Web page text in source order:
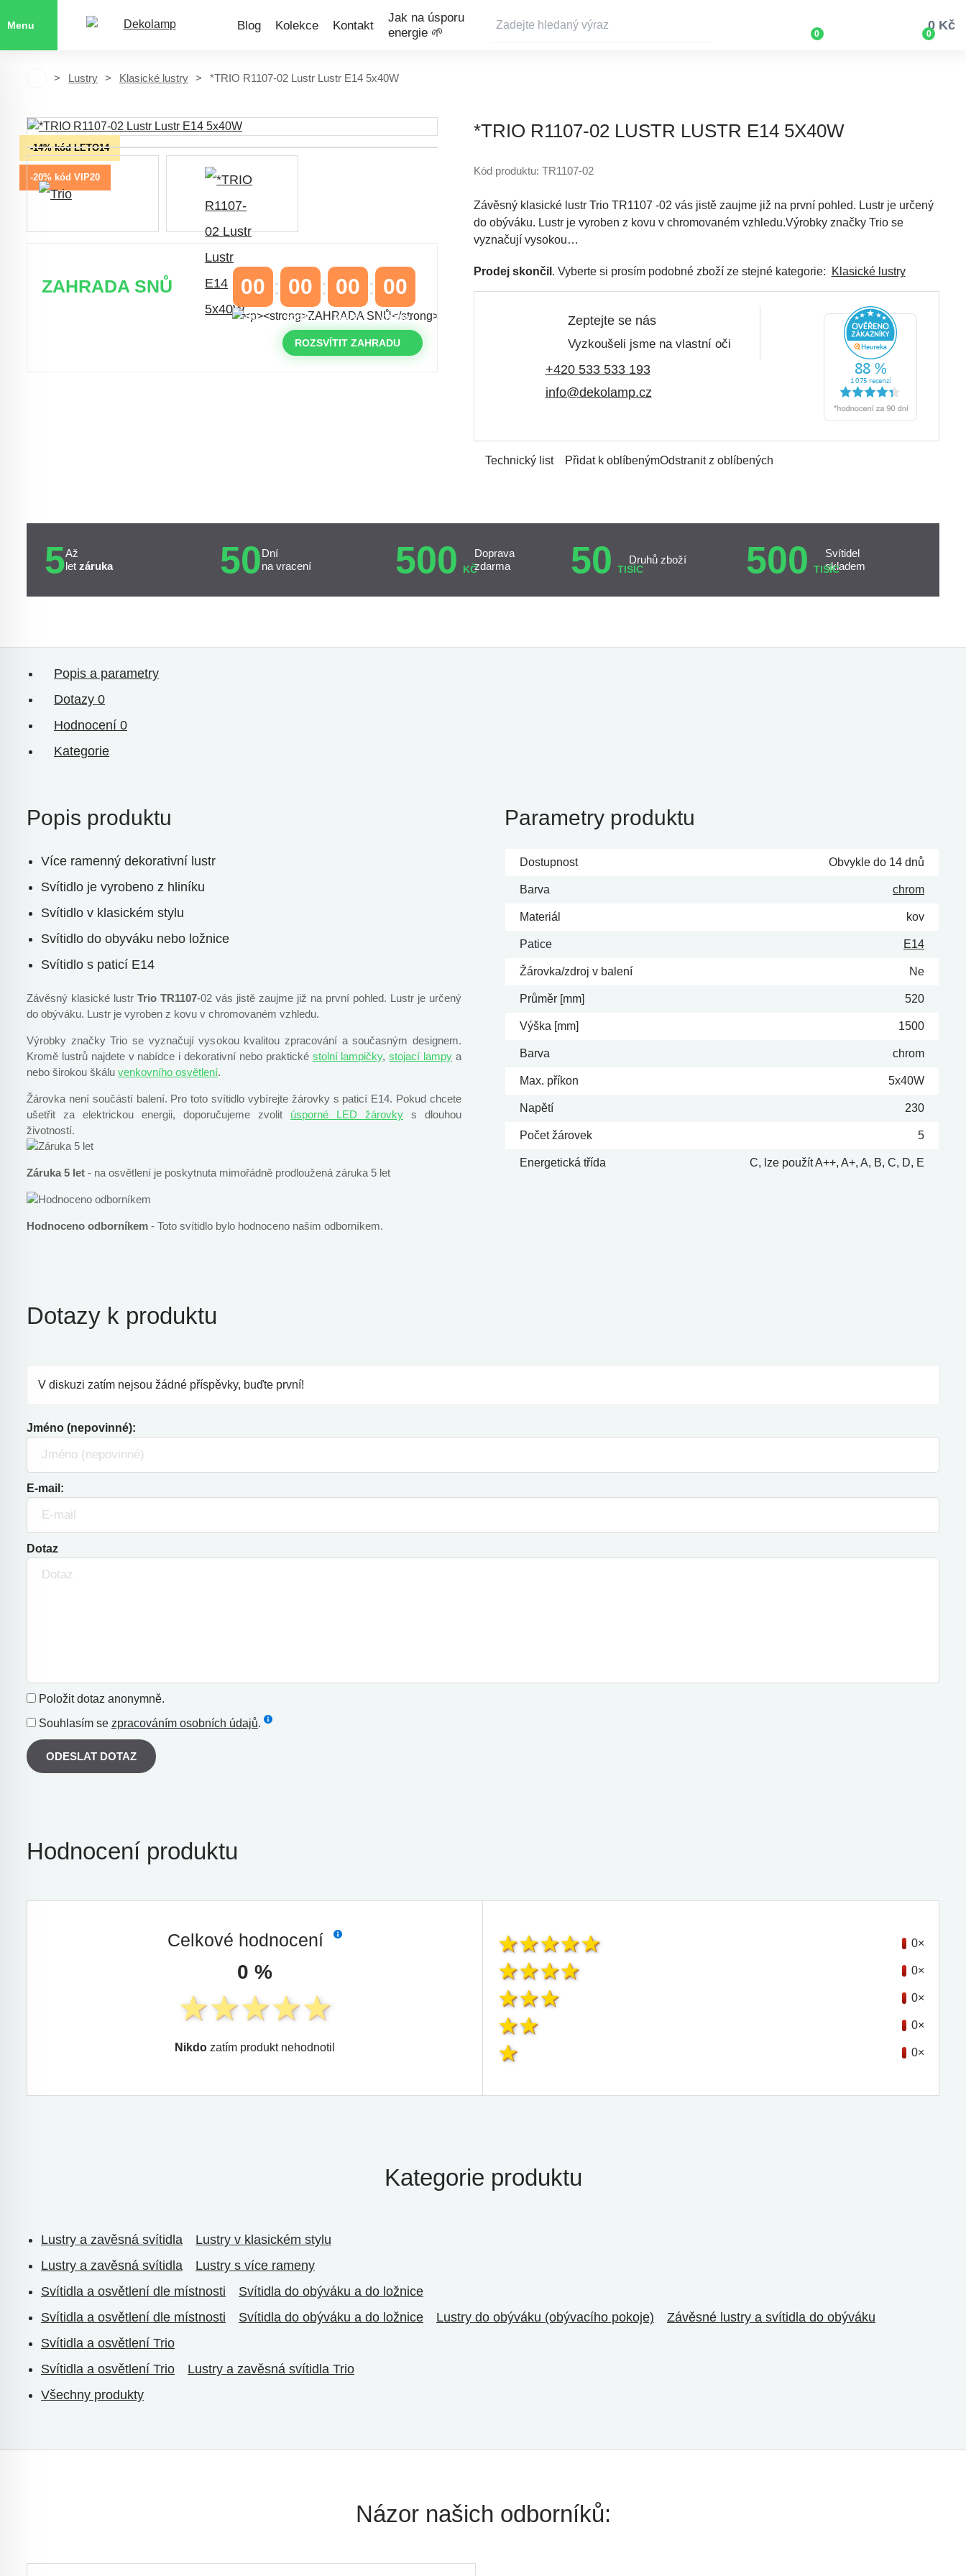
Menu Blog Kolekce Kontakt
Jak na úsporu
energie 🌱
0 0
0 Kč
Lustry Klasické lustry *TRIO R1107-02 Lustr Lustr E14 5x40W
*TRIO R1107-02 LUSTR LUSTR E14 5X40W
-14% kód LETO14
-20% kód VIP20
ZAHRADA SNŮ 00
DNY
00
HODINY
00
MINUTY
00
VTEŘINY
ROZSVÍTIT ZAHRADU
Kód produktu: TR1107-02
Závěsný klasické lustr Trio TR1107 -02 vás jistě zaujme již na první pohled. Lustr je určený
do obýváku. Lustr je vyroben z kovu v chromovaném vzhledu.Výrobky značky Trio se
vyznačují vysokou…
Prodej skončil . Vyberte si prosím podobné zboží ze stejné kategorie: Klasické lustry
Zeptejte se nás
Vyzkoušeli jsme na vlastní oči
+420 533 533 193
info@dekolamp.cz
Technický list Přidat k oblíbenýmOdstranit z oblíbených
5Až
let záruka 50Dní
na vracení
500 KČ
Doprava
zdarma
50 TISÍC
Druhů zboží 500 TISÍC
Svítidel
skladem
Popis a parametry
Dotazy 0
Hodnocení 0
Kategorie
Popis produktu
Více ramenný dekorativní lustr
Svítidlo je vyrobeno z hliníku
Svítidlo v klasickém stylu
Svítidlo do obyváku nebo ložnice
Svítidlo s paticí E14
Závěsný klasické lustr Trio TR1107-02 vás jistě zaujme již na první pohled. Lustr je určený
do obýváku. Lustr je vyroben z kovu v chromovaném vzhledu.
Výrobky značky Trio se vyznačují vysokou kvalitou zpracování a současným designem.
Kromě lustrů najdete v nabídce i dekorativní nebo praktické stolní lampičky,stojací lampy a
nebo širokou škálu venkovního osvětlení.
Žárovka není součástí balení. Pro toto svítidlo vybírejte žárovky s paticí E14. Pokud chcete
ušetřit za elektrickou energii, doporučujeme zvolit úsporné LED žárovky s dlouhou
životností.
Záruka 5 let - na osvětlení je poskytnuta mimořádně prodloužená záruka 5 let
Hodnoceno odborníkem - Toto svítidlo bylo hodnoceno našim odborníkem.
Parametry produktu
Dostupnost Obvykle do 14 dnů
Barva chrom
Materiál kov
Patice E14
Žárovka/zdroj v balení Ne
Průměr [mm] 520
Výška [mm] 1500
Barva chrom
Max. příkon 5x40W
Napětí 230
Počet žárovek 5
Energetická třída C, lze použít A++, A+, A, B, C, D, E
Dotazy k produktu
V diskuzi zatím nejsou žádné příspěvky, buďte první!
Jméno (nepovinné):
E-mail:
Dotaz
Položit dotaz anonymně.
Souhlasím se zpracováním osobních údajů.
ODESLAT DOTAZ
Hodnocení produktu
Celkové hodnocení
0 %
Nikdo zatím produkt nehodnotil
0×
0×
0×
0×
0×
Kategorie produktu
Lustry a zavěsná svítidla
Lustry v klasickém stylu
Lustry a zavěsná svítidla
Lustry s více rameny
Svítidla a osvětlení dle místnosti
Svítidla do obýváku a do ložnice
Svítidla a osvětlení dle místnosti
Svítidla do obýváku a do ložnice Lustry do obýváku (obývacího pokoje)
Závěsné lustry a svítidla do obýváku
Svítidla a osvětlení Trio
Svítidla a osvětlení Trio
Lustry a zavěsná svítidla Trio
Všechny produkty
Názor našich odborníků: